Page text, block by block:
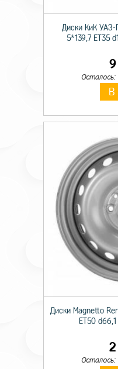
Диски КиК УАЗ-
5*139,7 ET35
В
Диски Magnetto
ET50